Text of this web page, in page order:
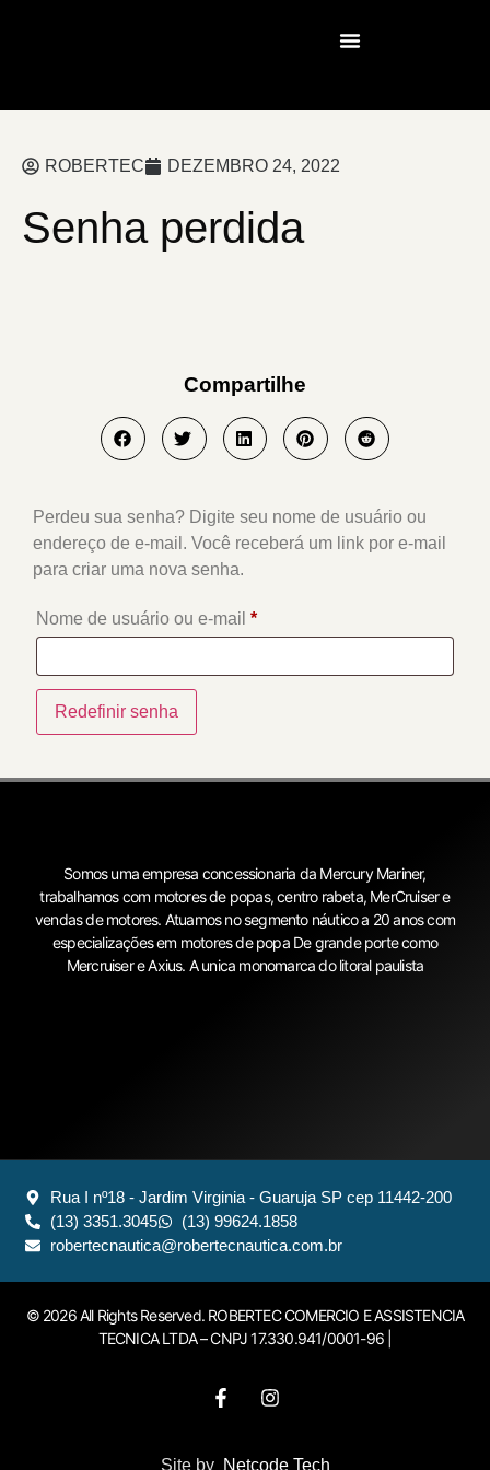
ROBERTEC DEZEMBRO 24, 2022
Senha perdida
Compartilhe
Perdeu sua senha? Digite seu nome de usuário ou
endereço de e-mail. Você receberá um link por e-mail
para criar uma nova senha.
Nome de usuário ou e-mail *
Redefinir senha
Somos uma empresa concessionaria da Mercury Mariner,
trabalhamos com motores de popas, centro rabeta, MerCruiser e
vendas de motores. Atuamos no segmento náutico a 20 anos com
especializações em motores de popa De grande porte como
Mercruiser e Axius. A unica monomarca do litoral paulista
Rua I nº18 - Jardim Virginia - Guaruja SP cep 11442-200
(13) 3351.3045
(13) 99624.1858
robertecnautica@robertecnautica.com.br
© 2026 All Rights Reserved. ROBERTEC COMERCIO E ASSISTENCIA
TECNICA LTDA – CNPJ 17.330.941/0001-96 |
Site by Netcode Tech